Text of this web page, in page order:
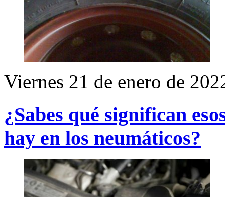
Viernes 21 de enero de
¿Sabes qué significan
hay en los neumáticos?